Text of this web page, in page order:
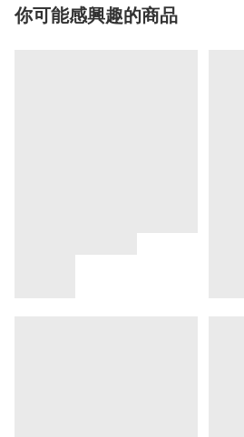
你可能感興趣的商品